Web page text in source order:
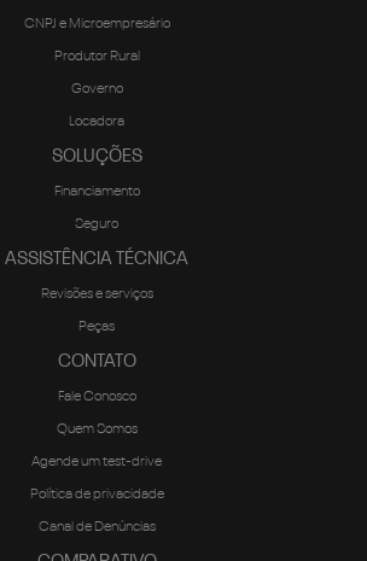
CNPJ e Microempresário
Produtor Rural
Governo
Locadora
SOLUÇÕES
Financiamento
Seguro
ASSISTÊNCIA TÉCNICA
Revisões e serviços
Peças
CONTATO
Fale Conosco
Quem Somos
Agende um test-drive
Política de privacidade
Canal de Denúncias